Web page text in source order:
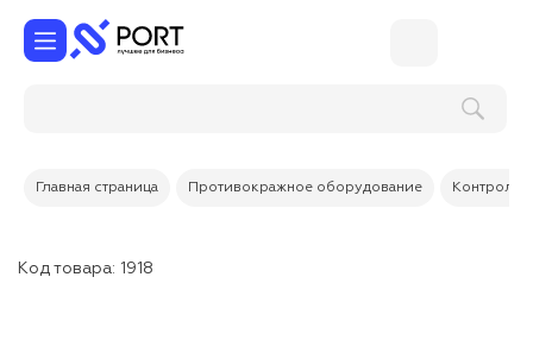
Главная страница Противокражное оборудование Контроль
Код товара: 1918